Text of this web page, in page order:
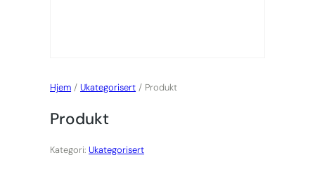
Hjem /Ukategorisert / Produkt
Produkt
Kategori:Ukategorisert